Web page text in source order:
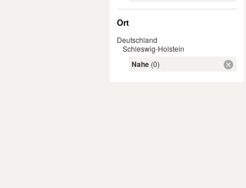
Ort
Deutschland
Schleswig-Holstein
Nahe (0)